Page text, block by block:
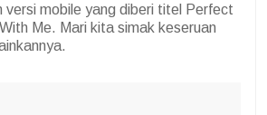
versi mobile yang diberi titel Perfect
Me. Mari kita simak keseruan